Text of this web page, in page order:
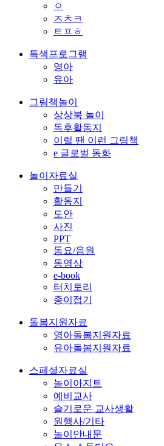
ㅇ
ㅈㅊㅋ
ㅌㅍㅎ
특색프로그램
영아
유아
그림책놀이
상상북 놀이
독후활동지
이럴 땐 이런 그림책
e 글로벌 동화
놀이자료실
만들기
활동지
도안
사진
PPT
동요/음원
동영상
e-book
터치토리
종이접기
돌봄지원자료
영아돌봄지원자료
유아돌봄지원자료
스페셜자료실
놀이아지트
예비교사
슬기로운 교사생활
원행사/기타
놀이안내문